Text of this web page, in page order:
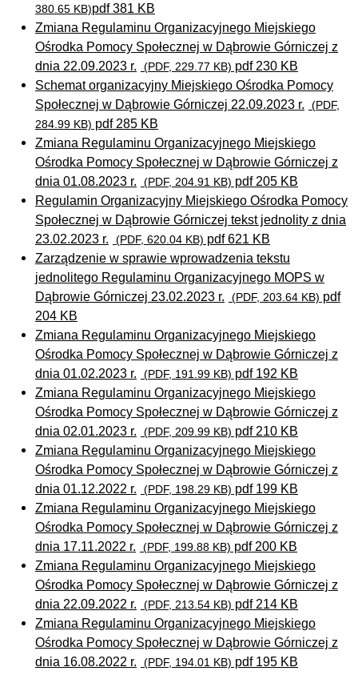
380.65 KB)pdf 381 KB
Zmiana Regulaminu Organizacyjnego Miejskiego
Ośrodka Pomocy Społecznej w Dąbrowie Górniczej z
dnia 22.09.2023 r.
(PDF, 229.77 KB) pdf 230 KB
Schemat organizacyjny Miejskiego Ośrodka Pomocy
Społecznej w Dąbrowie Górniczej 22.09.2023 r.
(PDF,
284.99 KB) pdf 285 KB
Zmiana Regulaminu Organizacyjnego Miejskiego
Ośrodka Pomocy Społecznej w Dąbrowie Górniczej z
dnia 01.08.2023 r.
(PDF, 204.91 KB) pdf 205 KB
Regulamin Organizacyjny Miejskiego Ośrodka Pomocy
Społecznej w Dąbrowie Górniczej tekst jednolity z dnia
23.02.2023 r.
(PDF, 620.04 KB) pdf 621 KB
Zarządzenie w sprawie wprowadzenia tekstu
jednolitego Regulaminu Organizacyjnego MOPS w
Dąbrowie Górniczej 23.02.2023 r.
(PDF, 203.64 KB) pdf
204 KB
Zmiana Regulaminu Organizacyjnego Miejskiego
Ośrodka Pomocy Społecznej w Dąbrowie Górniczej z
dnia 01.02.2023 r.
(PDF, 191.99 KB) pdf 192 KB
Zmiana Regulaminu Organizacyjnego Miejskiego
Ośrodka Pomocy Społecznej w Dąbrowie Górniczej z
dnia 02.01.2023 r.
(PDF, 209.99 KB) pdf 210 KB
Zmiana Regulaminu Organizacyjnego Miejskiego
Ośrodka Pomocy Społecznej w Dąbrowie Górniczej z
dnia 01.12.2022 r.
(PDF, 198.29 KB) pdf 199 KB
Zmiana Regulaminu Organizacyjnego Miejskiego
Ośrodka Pomocy Społecznej w Dąbrowie Górniczej z
dnia 17.11.2022 r.
(PDF, 199.88 KB) pdf 200 KB
Zmiana Regulaminu Organizacyjnego Miejskiego
Ośrodka Pomocy Społecznej w Dąbrowie Górniczej z
dnia 22.09.2022 r.
(PDF, 213.54 KB) pdf 214 KB
Zmiana Regulaminu Organizacyjnego Miejskiego
Ośrodka Pomocy Społecznej w Dąbrowie Górniczej z
dnia 16.08.2022 r.
(PDF, 194.01 KB) pdf 195 KB